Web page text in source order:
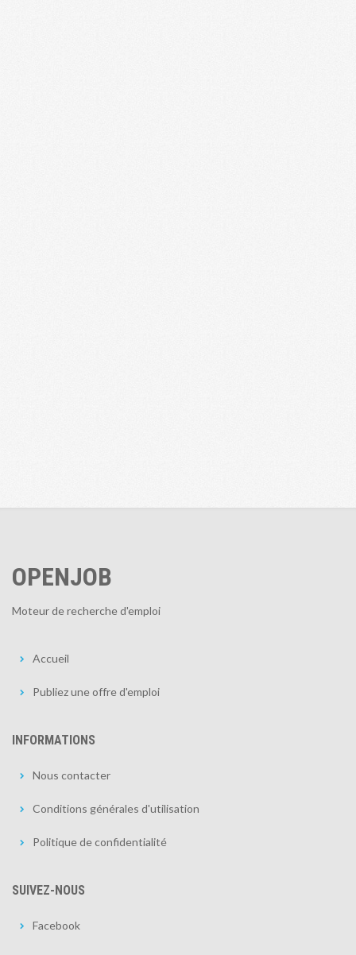
OPENJOB
Moteur de recherche d'emploi
Accueil
Publiez une offre d'emploi
INFORMATIONS
Nous contacter
Conditions générales d'utilisation
Politique de confidentialité
SUIVEZ-NOUS
Facebook